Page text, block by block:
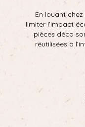
En louant
limiter l’impact
pièces déco
réutilisées à